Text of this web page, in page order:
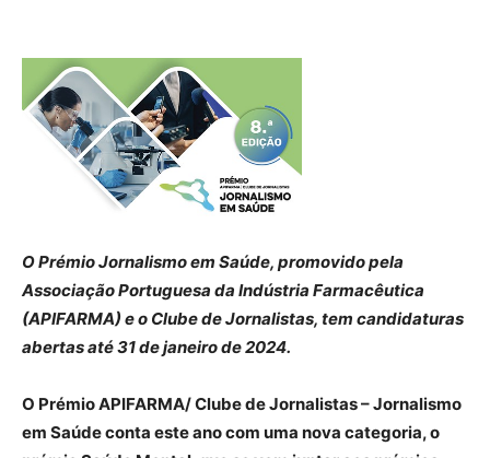
O Prémio Jornalismo em Saúde, promovido pela
Associação Portuguesa da Indústria Farmacêutica
(APIFARMA) e o Clube de Jornalistas, tem candidaturas
abertas até 31 de janeiro de 2024.
O Prémio APIFARMA/ Clube de Jornalistas – Jornalismo
em Saúde conta este ano com uma nova categoria, o